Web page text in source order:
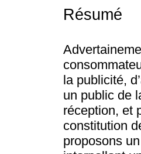
Résumé
la publicité,
un public de
réception, et
constitution
proposons